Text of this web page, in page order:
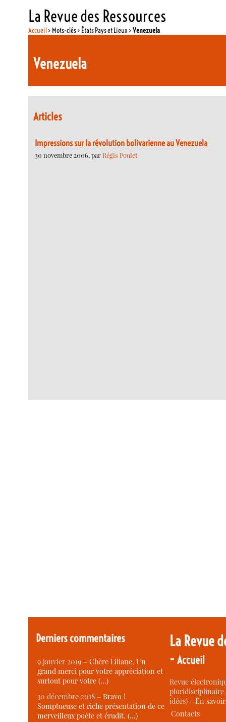
La Revue des Ressources
Accueil> Mots-clés > États Pays et Lieux >Venezuela
Venezuela
Articles
Impressions sur la révolution bolivarienne au Venezuela
30 novembre 2006, parRégis Poulet
Derniers commentaires
9 janvier 2019 –Chère Liliane, Un
grand merci pour votre appréciation et
surtout pour votre (…)
30 décembre 2018 –Bravo !
Somptueuse et riche présentation de ce
merveilleux poète et érudit. (…)
La Revue
-Accueil
Revue
idées) -En
Contacts